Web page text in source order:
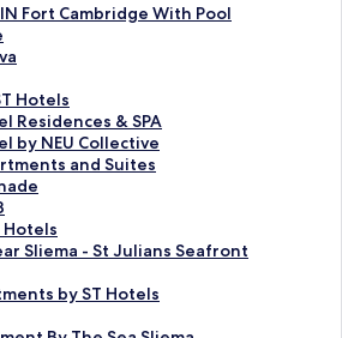
Fort Cambridge With Pool
Hotels
Residences & SPA
by NEU Collective
and Suites
Hotels
Sliema - St Julians Seafront
by ST Hotels